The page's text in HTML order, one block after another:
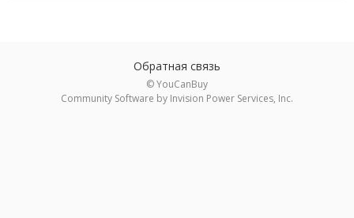
Обратная связь
© YouCanBuy
Community Software by Invision Power Services, Inc.